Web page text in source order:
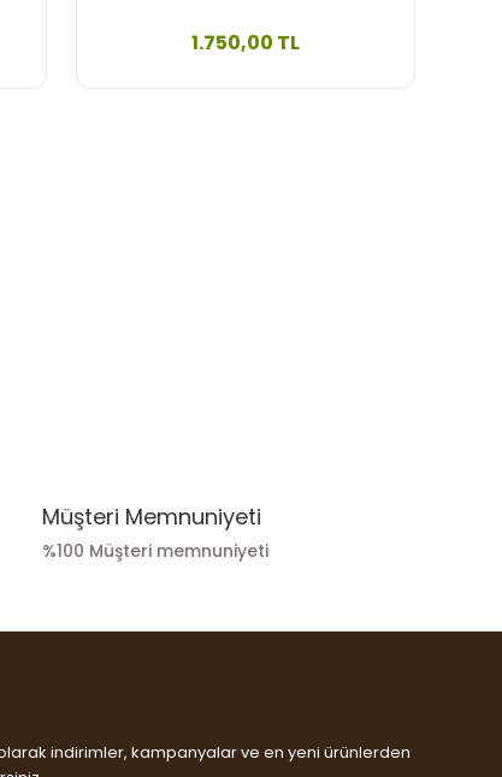
1.750,00 TL
Müşteri Memnuniyeti
%100 Müşteri memnuniyeti
indirimler, kampanyalar ve en yeni ürünlerden